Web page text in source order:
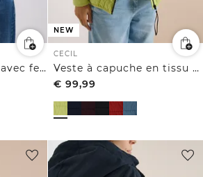
Blouson en denim avec fermeture zip
NEW
CECIL
Veste à capuche en tissu Scuba et matières mélangées
€ 99,99